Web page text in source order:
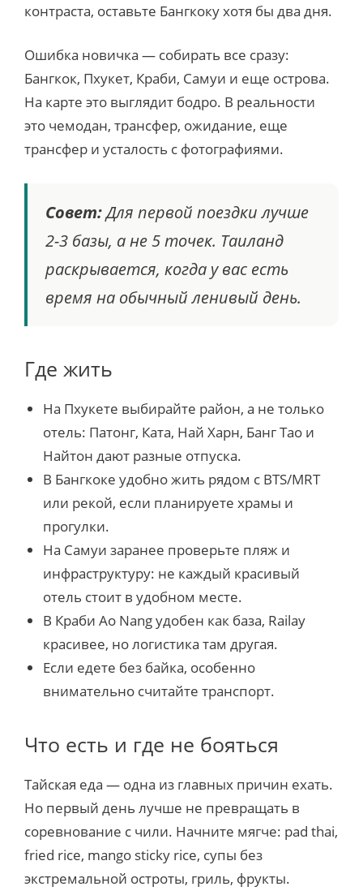
контраста, оставьте Бангкоку хотя бы два дня.
Ошибка новичка — собирать все сразу:
Бангкок, Пхукет, Краби, Самуи и еще острова.
На карте это выглядит бодро. В реальности
это чемодан, трансфер, ожидание, еще
трансфер и усталость с фотографиями.
Совет:Для первой поездки лучше
2-3 базы, а не 5 точек. Таиланд
раскрывается, когда у вас есть
время на обычный ленивый день.
Где жить
На Пхукете выбирайте район, а не только
отель: Патонг, Ката, Най Харн, Банг Тао и
Найтон дают разные отпуска.
В Бангкоке удобно жить рядом с BTS/MRT
или рекой, если планируете храмы и
прогулки.
На Самуи заранее проверьте пляж и
инфраструктуру: не каждый красивый
отель стоит в удобном месте.
В Краби Ao Nang удобен как база, Railay
красивее, но логистика там другая.
Если едете без байка, особенно
внимательно считайте транспорт.
Что есть и где не бояться
Тайская еда — одна из главных причин ехать.
Но первый день лучше не превращать в
соревнование с чили. Начните мягче: pad thai,
fried rice, mango sticky rice, супы без
экстремальной остроты, гриль, фрукты.